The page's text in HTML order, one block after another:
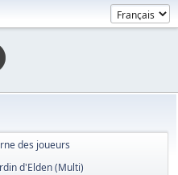
des joueurs
d'Elden (Multi)